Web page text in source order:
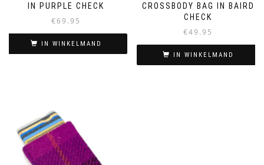
IN PURPLE CHECK
€69.95
IN WINKELMAND
CROSSBODY BAG IN BAIRD
CHECK
€49.95
IN WINKELMAND